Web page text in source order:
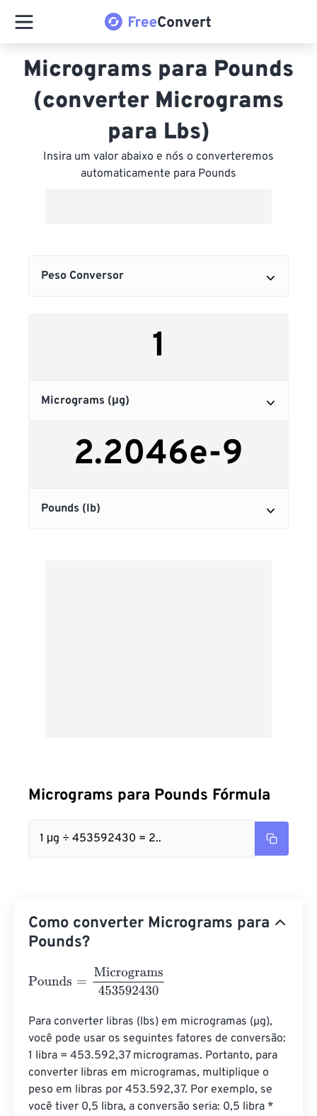
Micrograms para Pounds
(converter Micrograms
para Lbs)
Insira um valor abaixo e nós o converteremos
automaticamente para Pounds
Micrograms para Pounds Fórmula
1 μg ÷ 453592430 = 2..
Como converter Micrograms para
Pounds?
Pounds Micrograms453592430
Para converter libras (lbs) em microgramas (µg),
você pode usar os seguintes fatores de conversão:
1 libra = 453.592,37 microgramas. Portanto, para
converter libras em microgramas, multiplique o
peso em libras por 453.592,37. Por exemplo, se
você tiver 0,5 libra, a conversão seria: 0,5 libra *